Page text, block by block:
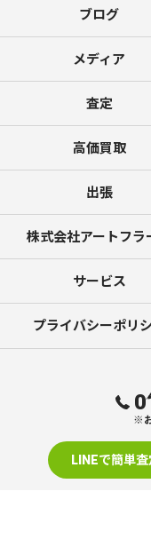
※
LINEで簡単査
ブログ
メディア
査定
高価買取
出張
株式会社アートフラ
サービス
プライバシーポリ
© 2026 美術品の買取なら